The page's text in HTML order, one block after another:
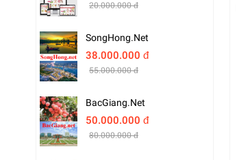
20.000.000 đ
SongHong.net
38.000.000 đ
55.000.000 đ
BacGiang.net
50.000.000 đ
80.000.000 đ